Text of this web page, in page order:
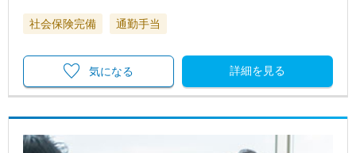
社会保険完備 通勤手当
詳細を見る
気になる